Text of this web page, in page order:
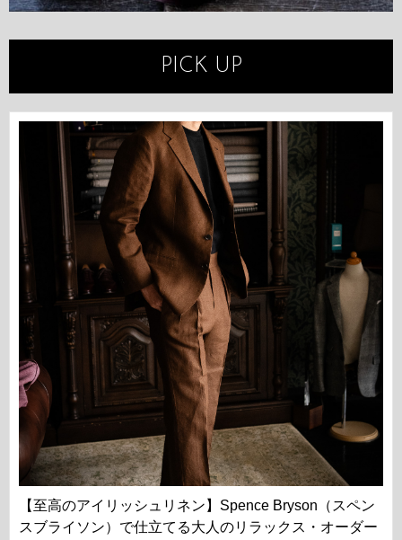
PICK UP
【至高のアイリッシュリネン】Spence Bryson（スペン
スブライソン）で仕立てる大人のリラックス・オーダー